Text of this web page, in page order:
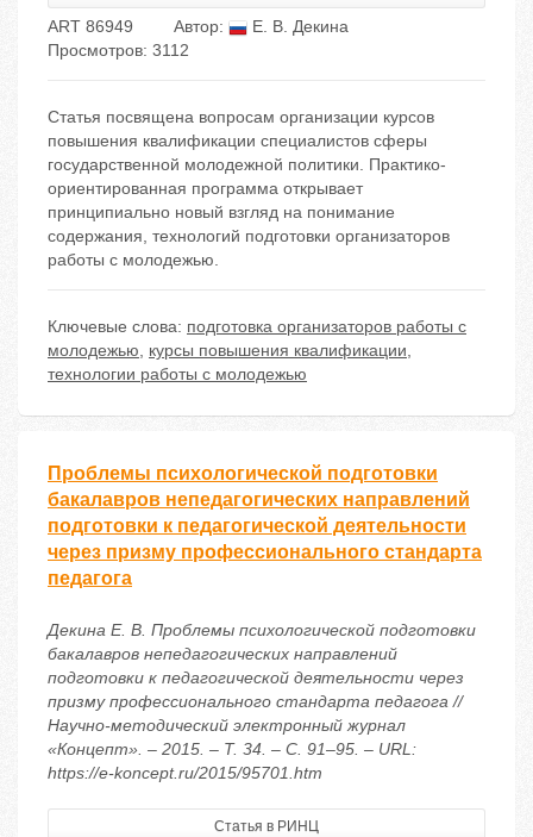
ART 86949 Автор:
Е. В. Декина
Просмотров: 3112
Статья посвящена вопросам организации курсов
повышения квалификации специалистов сферы
государственной молодежной политики. Практико-
ориентированная программа открывает
принципиально новый взгляд на понимание
содержания, технологий подготовки организаторов
работы с молодежью.
Ключевые слова: подготовка организаторов работы с
молодежью, курсы повышения квалификации,
технологии работы с молодежью
Проблемы психологической подготовки
бакалавров непедагогических направлений
подготовки к педагогической деятельности
через призму профессионального стандарта
педагога
Декина Е. В. Проблемы психологической подготовки
бакалавров непедагогических направлений
подготовки к педагогической деятельности через
призму профессионального стандарта педагога //
Научно-методический электронный журнал
«Концепт». – 2015. – Т. 34. – С. 91–95. – URL:
https://e-koncept.ru/2015/95701.htm
Статья в РИНЦ